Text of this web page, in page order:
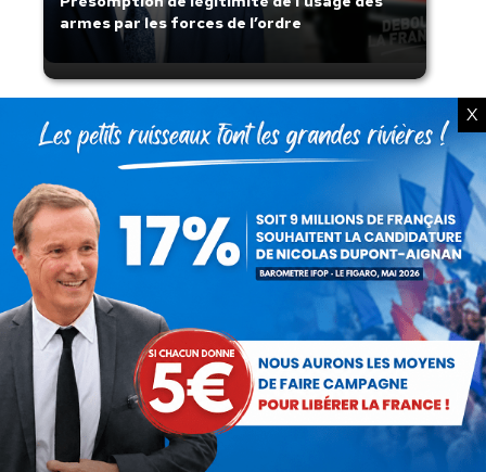
armes par les forces de l’ordre
Lorsque tout flambe et que l’État
s’affaisse.
X